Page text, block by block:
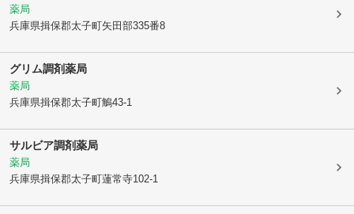
薬局
兵庫県揖保郡太子町矢田部335番8
グリム調剤薬局
薬局
兵庫県揖保郡太子町鵤43-1
サルビア調剤薬局
薬局
兵庫県揖保郡太子町蓮常寺102-1